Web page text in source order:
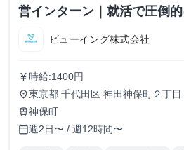
営インターン｜就活で圧倒
ビューイング株式会社
currency_yen 時給:1400円
place東京都 千代田区 神田神保町２丁目
５０２号室
train神保町
calendar_today週2日〜 / 週12時間〜